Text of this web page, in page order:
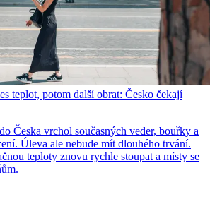
teplot, potom další obrat: Česko čekají
Česka vrchol současných veder, bouřky a
Úleva ale nebude mít dlouhého trvání.
teploty znovu rychle stoupat a místy se